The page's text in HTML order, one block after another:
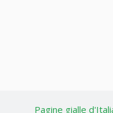
Pagine gialle